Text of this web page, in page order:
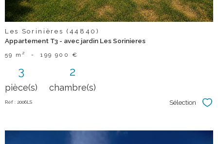
Les Sorinières (44840)
Appartement T3 - avec jardin Les Sorinieres
59 m² - 199 900 €
3
pièce(s)
2
chambre(s)
Réf : 2006LS Sélection